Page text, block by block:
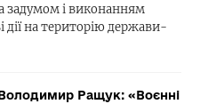
задумом і виконанням
дії на територію держави-
Ращук: «Воєнні